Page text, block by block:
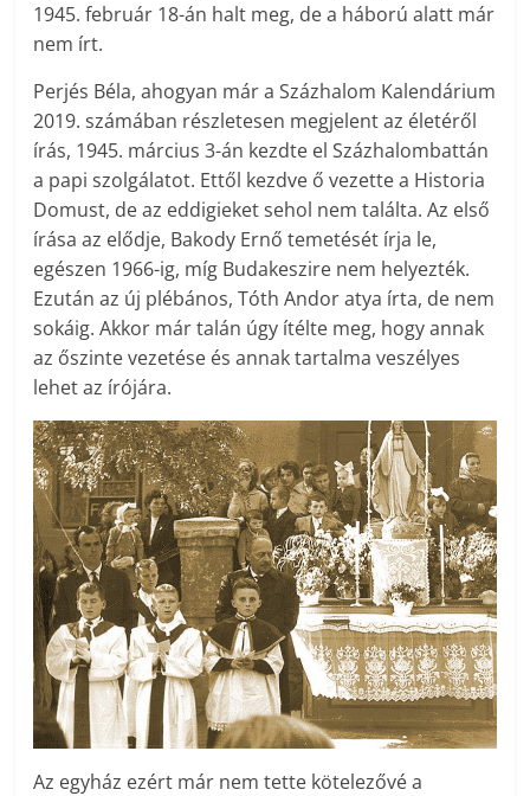
1945. február 18-án halt meg, de a háború alatt már
nem írt.
Perjés Béla, ahogyan már a Százha­lom Kalendárium
2019. számában részletesen megjelent az életéről
írás, 1945. március 3-án kezdte el Százhalombattán
a papi szolgálatot. Ettől kezdve ő vezette a Historia
Domust, de az eddigieket sehol nem találta. Az első
írása az elődje, Bakody Ernő temetését írja le,
egészen 1966-ig, míg Budakeszire nem helyezték.
Ezután az új plébános, Tóth Andor atya írta, de nem
sokáig. Akkor már talán úgy ítélte meg, hogy annak
az őszinte vezetése és annak tartalma veszélyes
lehet az írójára.
Az egyház ezért már nem tette kötelezővé a